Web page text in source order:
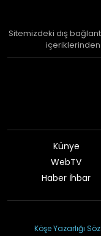
Sitemizdeki dış
Künye
WebTV
Haber İhbar
Köşe Yazarlığı